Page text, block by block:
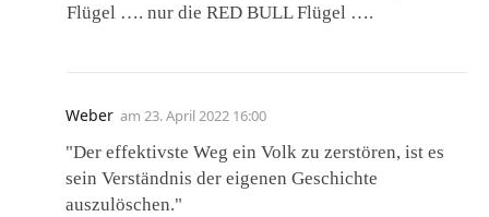
Flügel …. nur die RED BULL Flügel ….
Weber am 23. April 2022 16:00
"Der effektivste Weg ein Volk zu zerstören, ist es
sein Verständnis der eigenen Geschichte
auszulöschen."